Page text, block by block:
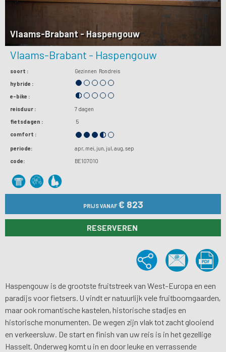
Vlaams-Brabant - Haspengouw
Vlaams-Brabant - Haspengouw
soort : Gezinnen Rondreis
hybride :
e-bike :
reisduur :
7 dagen
fietsdagen :
5
comfort :
periode: apr mei jun jul aug sep
code:
BE107010
PRIJS VANAF€ 823
RESERVEREN
Haspengouw is de grootste fruitstreek van West-Europa en een
paradijs voor fietsers. U vindt er natuurlijk vele fruitboomgaarden,
maar ook romantische kastelen, historische stadjes en
historische monumenten. De wegen zijn vlak tot zacht glooiend
en verkeersluw. De start en finish van uw reis is in het gezellige
Hasselt. Onderweg komt u in en door leuke en verrassende